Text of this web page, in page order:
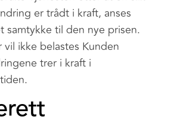
er trådt i kraft, anses
samtykke til den nye prisen.
vil ikke belastes Kunden
trer i kraft i